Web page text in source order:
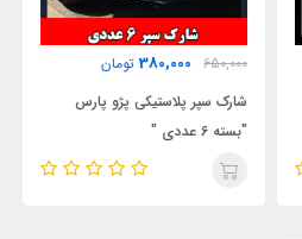
1,200,000
640,000 تومان
ولکام لایت زیر درب بسته 2 عددی